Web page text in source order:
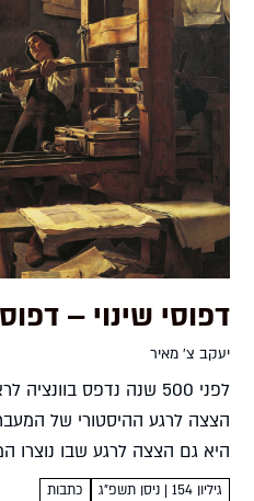
דפוסי שינוי –
יעקב צ' מאיר
לפני 500 שנה נדפס
הצצה לרגע ההיסטורי של
היא גם הצצה לרגע שבו נוצרו
לספר כחפץ עד היום יעקב צ'
גיליון 154 | ניסן תשפ"ג כתבות